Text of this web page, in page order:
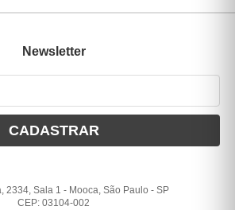
Newsletter
CADASTRAR
2334, Sala 1 - Mooca, São Paulo -SP
CEP: 03104-002